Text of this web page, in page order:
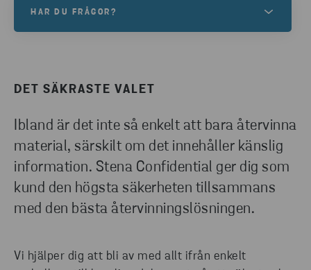
DET SÄKRASTE VALET
Ibland är det inte så enkelt att bara återvinna
material, särskilt om det innehåller känslig
information. Stena Confidential ger dig som
kund den högsta säkerheten tillsammans
med den bästa återvinningslösningen.
Vi hjälper dig att bli av med allt ifrån enkelt
HAR DU FRÅGOR?